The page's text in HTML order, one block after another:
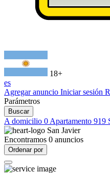
18+
es
Agregar anuncio Iniciar sesión
Parámetros
Buscar
A domicilio 0 Apartamento 919
San Javier
Encontramos 0 anuncios
Ordenar por